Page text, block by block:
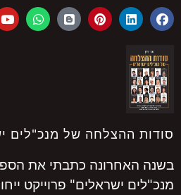
סודות ההצלחה של מנכ"לים
בשנה האחרונה כתבתי את
מנכ"לים ישראלים" פרוייקט